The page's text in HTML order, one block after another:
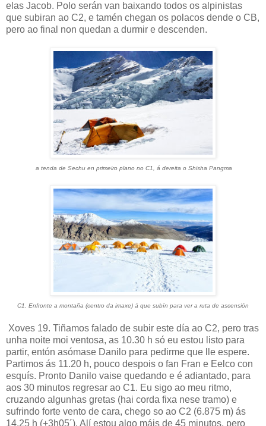
elas Jacob. Polo serán van baixando todos os alpinistas
que subiran ao C2, e tamén chegan os polacos dende o CB,
pero ao final non quedan a durmir e descenden.
a tenda de Sechu en primeiro plano no C1, á dereita o Shisha Pangma
C1. Enfronte a montaña (centro da imaxe) á que subín para ver a ruta de ascensión
Xoves 19. Tiñamos falado de subir este día ao C2, pero tras
unha noite moi ventosa, as 10.30 h só eu estou listo para
partir, entón asómase Danilo para pedirme que lle espere.
Partimos ás 11.20 h, pouco despois o fan Fran e Eelco con
esquís. Pronto Danilo vaise quedando e é adiantado, para
aos 30 minutos regresar ao C1. Eu sigo ao meu ritmo,
cruzando algunhas gretas (hai corda fixa nese tramo) e
sufrindo forte vento de cara, chego so ao C2 (6.875 m) ás
14.25 h (+3h05´). Alí estou algo máis de 45 minutos, pero